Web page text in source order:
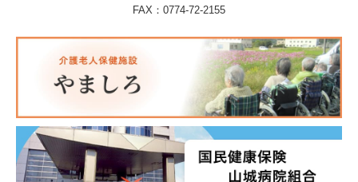
FAX：0774-72-2155